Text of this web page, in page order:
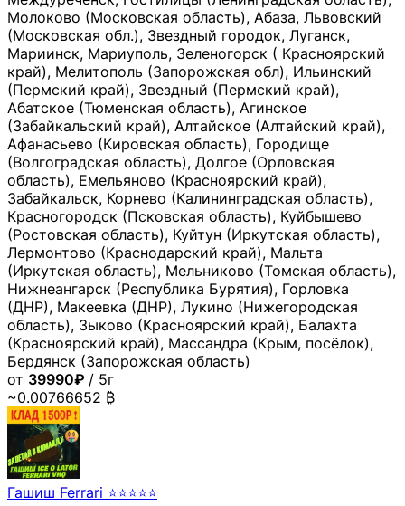
Молоково (Московская область), Абаза, Львовский
(Московская обл.), Звездный городок, Луганск,
Мариинск, Мариуполь, Зеленогорск ( Красноярский
край), Мелитополь (Запорожская обл), Ильинский
(Пермский край), Звездный (Пермский край),
Абатское (Тюменская область), Агинское
(Забайкальский край), Алтайское (Алтайский край),
Афанасьево (Кировская область), Городище
(Волгоградская область), Долгое (Орловская
область), Емельяново (Красноярский край),
Забайкальск, Корнево (Калининградская область),
Красногородск (Псковская область), Куйбышево
(Ростовская область), Куйтун (Иркутская область),
Лермонтово (Краснодарский край), Мальта
(Иркутская область), Мельниково (Томская область),
Нижнеангарск (Республика Бурятия), Горловка
(ДНР), Макеевка (ДНР), Лукино (Нижегородская
область), Зыково (Красноярский край), Балахта
(Красноярский край), Массандра (Крым, посёлок),
Бердянск (Запорожская область)
от 39990₽ / 5г
~0.00766652 ₿
Гашиш Ferrari ⭐⭐⭐⭐⭐